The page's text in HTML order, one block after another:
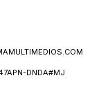
DNDA#MJ